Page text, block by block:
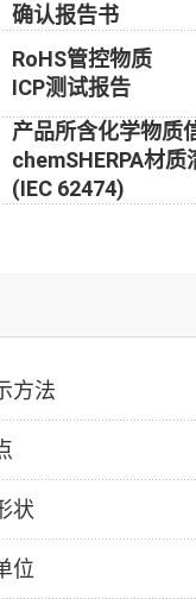
确认报告书
RoHS管控物质
ICP测试报告
产品所含化学物质
chemSHERPA材质
(IEC 62474)
方法
状
位